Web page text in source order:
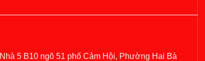
Nhà 5 B10 ngõ 51 phố Cảm Hội, Phường Hai Bà